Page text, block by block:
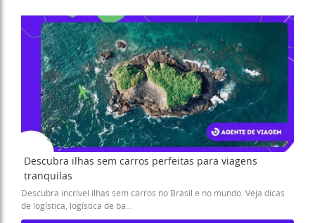
Descubra ilhas sem carros perfeitas para viagens
tranquilas
Descubra incrível ilhas sem carros no Brasil e no mundo. Veja dicas
de logística, logística de ba...